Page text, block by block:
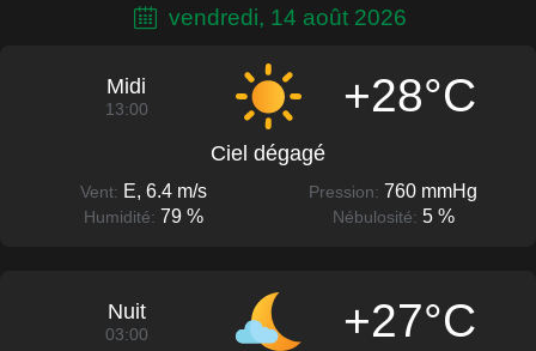
vendredi, 14 août 2026
Midi
13:00 +28°C
Ciel dégagé
Vent: E, 6.4 m/s Pression: 760 mmHg
Humidité: 79 % Nébulosité: 5 %
Nuit
03:00 +27°C